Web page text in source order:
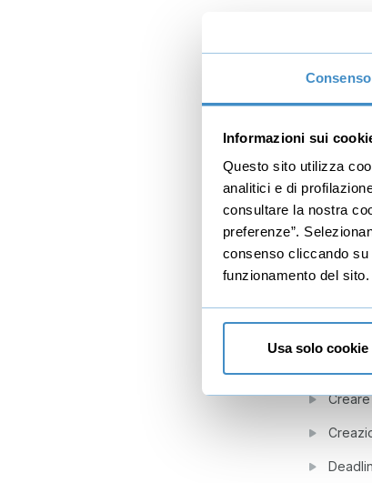
Consenso
Informazioni sui
Questo sito utilizza
analitici e di
consultare la nostra
preferenze”.
consenso cliccando
funzionamento del sito.
Usa solo cookie